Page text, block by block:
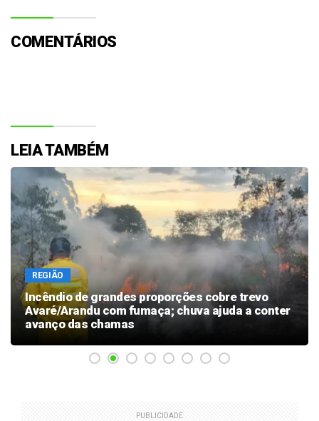
COMENTÁRIOS
LEIA TAMBÉM
REGIÃO
Incêndio de grandes proporções cobre trevo
Avaré/Arandu com fumaça; chuva ajuda a conter
avanço das chamas
PUBLICIDADE